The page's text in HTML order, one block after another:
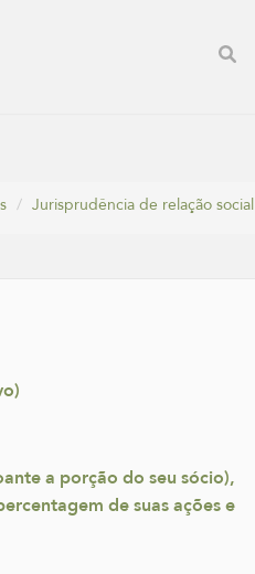
Jurisprudência de relação social
a porção do seu sócio),
de suas ações e